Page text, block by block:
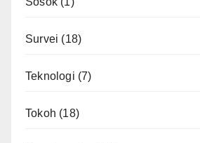
Survei (18)
Teknologi (7)
Tokoh (18)